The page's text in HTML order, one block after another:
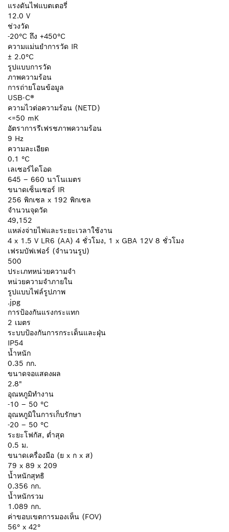
แรงดันไฟแบตเตอรี่
12.0 V
ช่วงวัด
-20°C ถึง +450°C
ความแม่นยำการวัด IR
± 2.0°C
รูปแบบการวัด
ภาพความร้อน
การถ่ายโอนข้อมูล
USB-C®
ความไวต่อความร้อน (NETD)
<=50 mK
อัตราการรีเฟรชภาพความร้อน
9 Hz
ความละเอียด
0.1 °C
เลเซอร์ไดโอด
645 – 660 นาโนเมตร
ขนาดเซ็นเซอร์ IR
256 พิกเซล x 192 พิกเซล
จำนวนจุดวัด
49,152
แหล่งจ่ายไฟและระยะเวลาใช้งาน
4 x 1.5 V LR6 (AA) 4 ชั่วโมง, 1 x GBA 12V 8 ชั่วโมง
เฟรมบัฟเฟอร์ (จำนวนรูป)
500
ประเภทหน่วยความจำ
หน่วยความจำภายใน
รูปแบบไฟล์รูปภาพ
.jpg
การป้องกันแรงกระแทก
2 เมตร
ระบบป้องกันการกระเด็นและฝุ่น
IP54
น้ำหนัก
0.35 กก.
ขนาดจอแสดงผล
2.8"
อุณหภูมิทำงาน
-10 – 50 °C
อุณหภูมิในการเก็บรักษา
-20 – 50 °C
ระยะโฟกัส, ต่ำสุด
0.5 ม.
ขนาดเครื่องมือ (ย x ก x ส)
79 x 89 x 209
น้ำหนักสุทธิ
0.356 กก.
น้ำหนักรวม
1.089 กก.
ค่าขอบเขตการมองเห็น (FOV)
56° x 42°